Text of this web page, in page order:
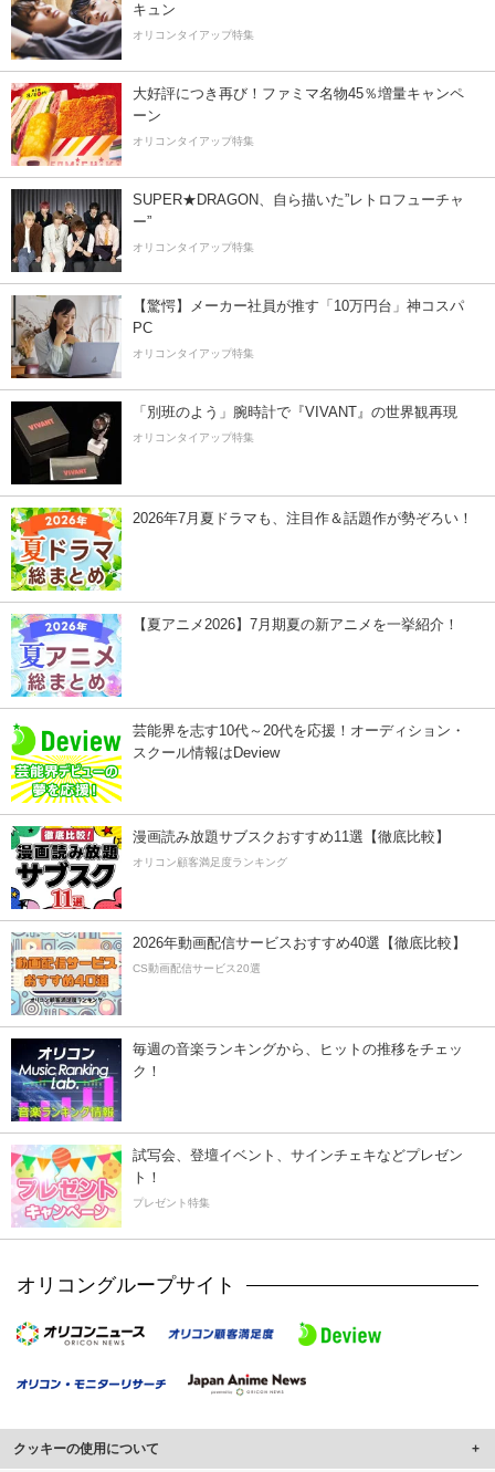
キュン
オリコンタイアップ特集
大好評につき再び！ファミマ名物45％増量キャンペ
ーン
オリコンタイアップ特集
SUPER★DRAGON、自ら描いた”レトロフューチャ
ー”
オリコンタイアップ特集
【驚愕】メーカー社員が推す「10万円台」神コスパ
PC
オリコンタイアップ特集
「別班のよう」腕時計で『VIVANT』の世界観再現
オリコンタイアップ特集
2026年7月夏ドラマも、注目作＆話題作が勢ぞろい！
【夏アニメ2026】7月期夏の新アニメを一挙紹介！
芸能界を志す10代～20代を応援！オーディション・
スクール情報はDeview
漫画読み放題サブスクおすすめ11選【徹底比較】
オリコン顧客満足度ランキング
2026年動画配信サービスおすすめ40選【徹底比較】
CS動画配信サービス20選
毎週の音楽ランキングから、ヒットの推移をチェッ
ク！
試写会、登壇イベント、サインチェキなどプレゼン
ト！
プレゼント特集
オリコングループサイト
クッキーの使用について